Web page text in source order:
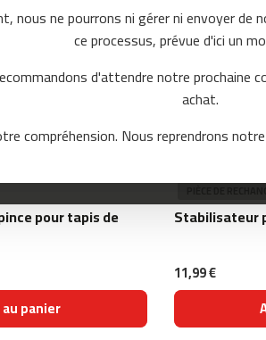
nous ne pourrons ni gérer ni envoyer de
ce processus, prévue d'ici un
d'attendre notre prochaine
achat.
compréhension. Nous reprendrons
SILICONE
11,99 €
pour tapis de
panier
Stabilisateur
11,99 €